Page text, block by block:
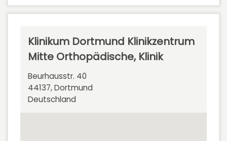
Klinikum Dortmund Klinikzentrum
Mitte Orthopädische, Klinik
Beurhausstr. 40
44137, Dortmund
Deutschland